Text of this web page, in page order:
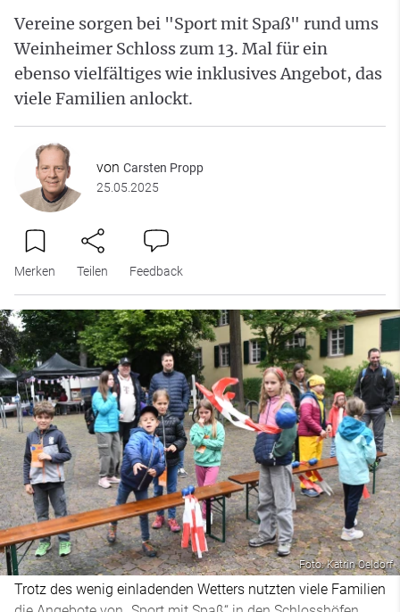
Vereine sorgen bei "Sport mit Spaß" rund ums
Weinheimer Schloss zum 13. Mal für ein
ebenso vielfältiges wie inklusives Angebot, das
viele Familien anlockt.
von Carsten Propp
25.05.2025
Merken Teilen Feedback
Foto: Katrin Oeldorf
Trotz des wenig einladenden Wetters nutzten viele Familien